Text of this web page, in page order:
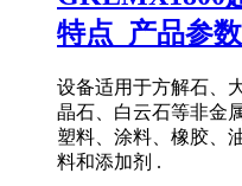
特点_产品参
设备适用于方解石、
晶石、白云石等非金
塑料、涂料、橡胶、
料和添加剂 .